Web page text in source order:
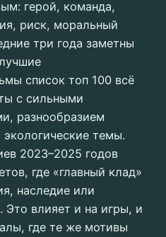
герой, команда,
риск, моральный
три года заметны
список топ 100 всё
с сильными
разнообразием
экологические темы.
2023–2025 годов
где «главный клад»
наследие или
Это влияет и на игры, и
где те же мотивы